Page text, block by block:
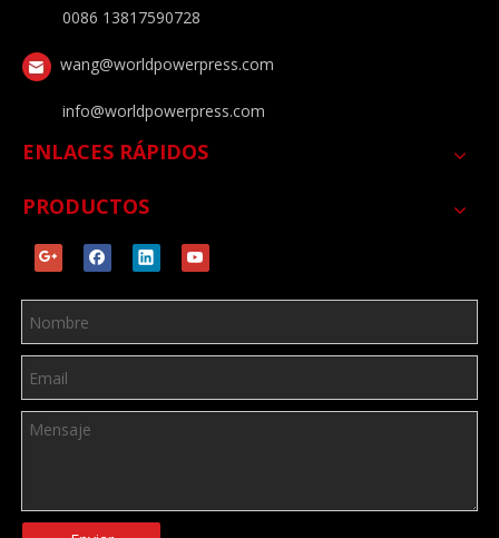
0086 13817590728
wang@worldpowerpress.com
info@worldpowerpress.com
ENLACES RÁPIDOS
PRODUCTOS